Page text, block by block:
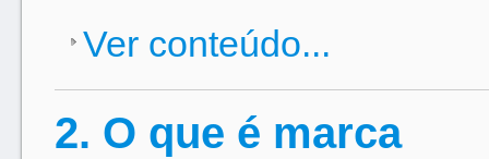
Ver conteúdo...
2. O que é marca